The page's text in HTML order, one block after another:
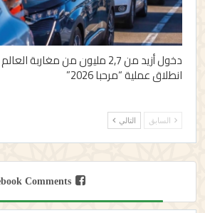
دخول أزيد من 2,7 مليون من مغاربة
انطلاق عملية “مرحبا 2026”
السابق التالي
Comments